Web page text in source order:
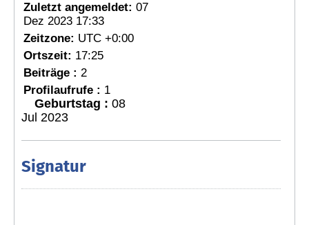
Zuletzt angemeldet: 07
Dez 2023 17:33
Zeitzone: UTC +0:00
Ortszeit: 17:25
Beiträge : 2
Profilaufrufe : 1
Geburtstag : 08
Jul 2023
Signatur